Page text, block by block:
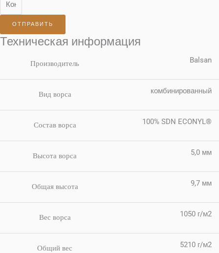
ОТПРАВИТЬ
Техническая информация
Производитель Balsan
Вид ворса комбинированный
Состав ворса 100% SDN ECONYL®
Высота ворса 5,0 мм
Общая высота 9,7 мм
Вес ворса 1050 г/м2
Общий вес 5210 г/м2